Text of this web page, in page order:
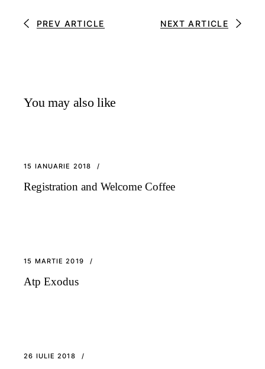
PREV ARTICLE NEXT ARTICLE
You may also like
15 IANUARIE 2018
Registration and Welcome Coffee
15 MARTIE 2019
Atp Exodus
26 IULIE 2018